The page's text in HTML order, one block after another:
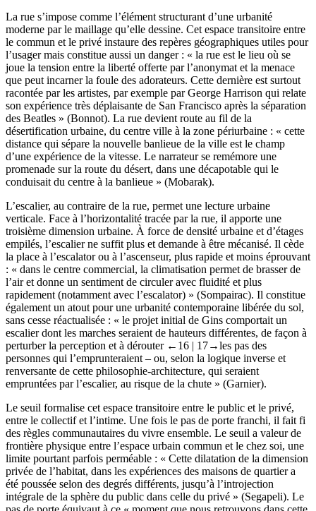
La rue s’impose comme l’élément structurant d’une urbanité
moderne par le maillage qu’elle dessine. Cet espace transitoire entre
le commun et le privé instaure des repères géographiques utiles pour
l’usager mais constitue aussi un danger : « la rue est le lieu où se
joue la tension entre la liberté offerte par l’anonymat et la menace
que peut incarner la foule des adorateurs. Cette dernière est surtout
racontée par les artistes, par exemple par George Harrison qui relate
son expérience très déplaisante de San Francisco après la séparation
des Beatles » (Bonnot). La rue devient route au fil de la
désertification urbaine, du centre ville à la zone périurbaine : « cette
distance qui sépare la nouvelle banlieue de la ville est le champ
d’une expérience de la vitesse. Le narrateur se remémore une
promenade sur la route du désert, dans une décapotable qui le
conduisait du centre à la banlieue » (Mobarak).
L’escalier, au contraire de la rue, permet une lecture urbaine
verticale. Face à l’horizontalité tracée par la rue, il apporte une
troisième dimension urbaine. À force de densité urbaine et d’étages
empilés, l’escalier ne suffit plus et demande à être mécanisé. Il cède
la place à l’escalator ou à l’ascenseur, plus rapide et moins éprouvant
: « dans le centre commercial, la climatisation permet de brasser de
l’air et donne un sentiment de circuler avec fluidité et plus
rapidement (notamment avec l’escalator) » (Sompairac). Il constitue
également un atout pour une urbanité contemporaine libérée du sol,
sans cesse réactualisée : « le projet initial de Gins comportait un
escalier dont les marches seraient de hauteurs différentes, de façon à
perturber la perception et à dérouter ←16 | 17→les pas des
personnes qui l’emprunteraient – ou, selon la logique inverse et
renversante de cette philosophie-architecture, qui seraient
empruntées par l’escalier, au risque de la chute » (Garnier).
Le seuil formalise cet espace transitoire entre le public et le privé,
entre le collectif et l’intime. Une fois le pas de porte franchi, il fait fi
des règles communautaires du vivre ensemble. Le seuil a valeur de
frontière physique entre l’espace urbain commun et le chez soi, une
limite pourtant parfois perméable : « Cette dilatation de la dimension
privée de l’habitat, dans les expériences des maisons de quartier a
été poussée selon des degrés différents, jusqu’à l’introjection
intégrale de la sphère du public dans celle du privé » (Segapeli). Le